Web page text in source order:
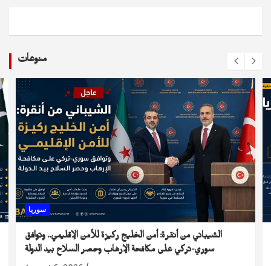
منوعات
سوريا
الشيباني من أنقرة: أمن الخليج ركيزة للأمن الإقليمي.. وتوافق
سوري-تركي على مكافحة الإرهاب وحصر السلاح بيد الدولة